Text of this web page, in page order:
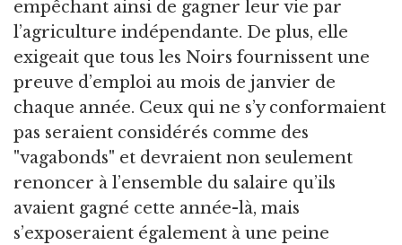
empêchant ainsi de gagner leur vie par
l’agriculture indépendante. De plus, elle
exigeait que tous les Noirs fournissent une
preuve d’emploi au mois de janvier de
chaque année. Ceux qui ne s’y conformaient
pas seraient considérés comme des
"vagabonds" et devraient non seulement
renoncer à l’ensemble du salaire qu’ils
avaient gagné cette année-là, mais
s’exposeraient également à une peine